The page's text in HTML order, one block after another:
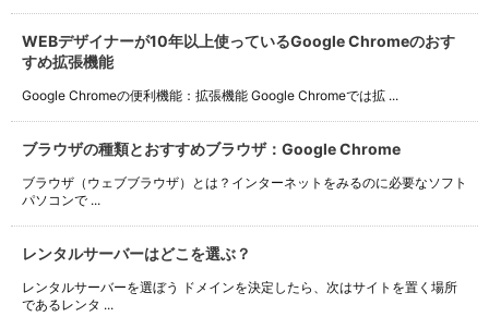
WEBデザイナーが10年以上使っているGoogle Chromeのおす
すめ拡張機能
Google Chromeの便利機能：拡張機能 Google Chromeでは拡 ...
ブラウザの種類とおすすめブラウザ：Google Chrome
ブラウザ（ウェブブラウザ）とは？インターネットをみるのに必要なソフト
パソコンで ...
レンタルサーバーはどこを選ぶ？
レンタルサーバーを選ぼう ドメインを決定したら、次はサイトを置く場所
であるレンタ ...